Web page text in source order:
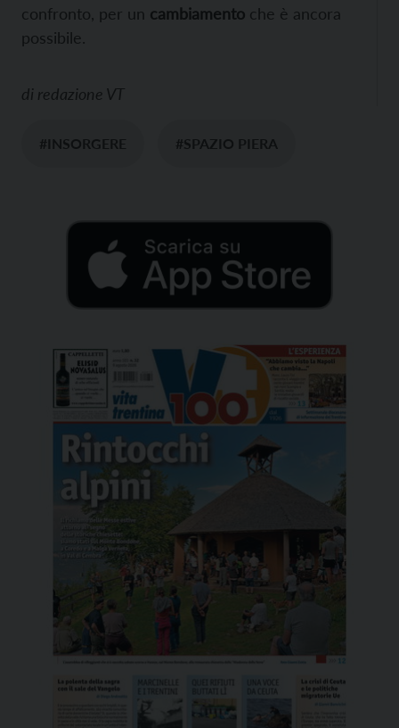
confronto, per un cambiamento che è ancora
possibile.
di redazione VT
#INSORGERE #SPAZIO PIERA